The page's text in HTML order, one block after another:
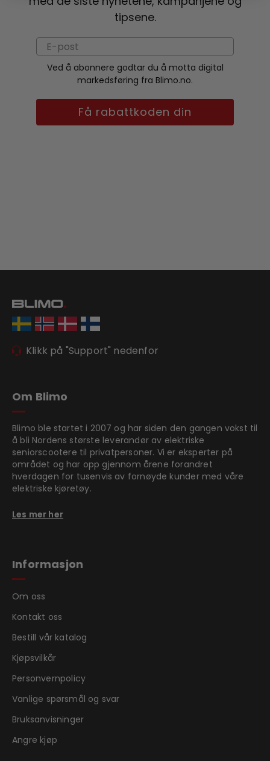
tipsene.
Ved å abonnere godtar du å motta digital
markedsføring fra Blimo.no.
Få rabattkoden din
Klikk på "Support" nedenfor
Om Blimo
Blimo ble startet i 2007 og har siden den gangen vokst til
å bli Nordens største leverandør av elektriske
seniorscootere til privatpersoner. Vi er eksperter på
området og har opp gjennom årene forandret
hverdagen for tusenvis av fornøyde kunder med våre
elektriske kjøretøy.
Les mer her
Informasjon
Om oss
Kontakt oss
Bestill vår katalog
Kjøpsvilkår
Personvernpolicy
Vanlige spørsmål og svar
Bruksanvisninger
Angre kjøp